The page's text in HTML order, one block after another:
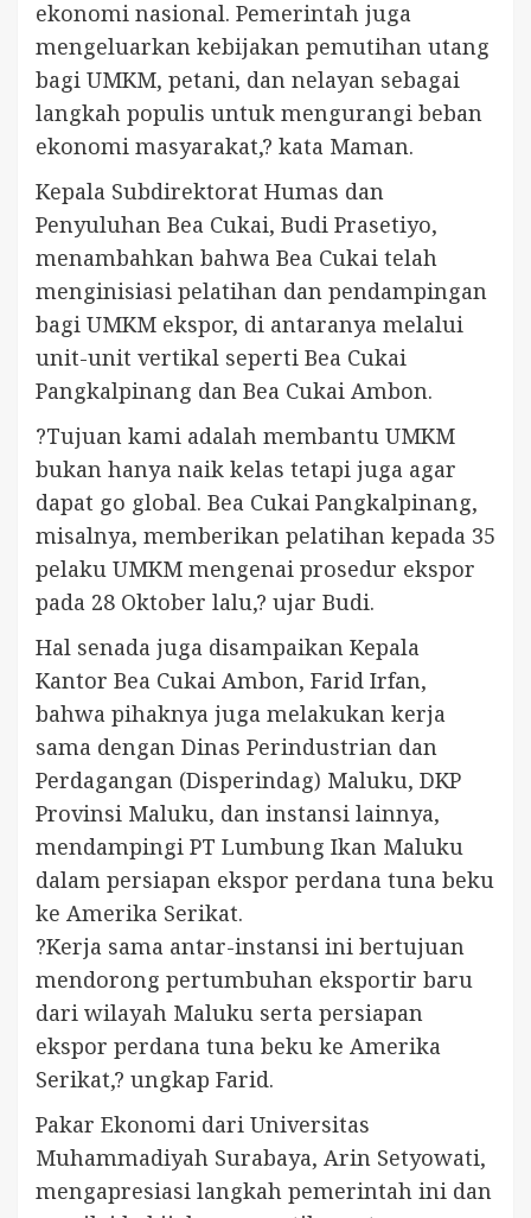
ekonomi nasional. Pemerintah juga
mengeluarkan kebijakan pemutihan utang
bagi UMKM, petani, dan nelayan sebagai
langkah populis untuk mengurangi beban
ekonomi masyarakat,? kata Maman.
Kepala Subdirektorat Humas dan
Penyuluhan Bea Cukai, Budi Prasetiyo,
menambahkan bahwa Bea Cukai telah
menginisiasi pelatihan dan pendampingan
bagi UMKM ekspor, di antaranya melalui
unit-unit vertikal seperti Bea Cukai
Pangkalpinang dan Bea Cukai Ambon.
?Tujuan kami adalah membantu UMKM
bukan hanya naik kelas tetapi juga agar
dapat go global. Bea Cukai Pangkalpinang,
misalnya, memberikan pelatihan kepada 35
pelaku UMKM mengenai prosedur ekspor
pada 28 Oktober lalu,? ujar Budi.
Hal senada juga disampaikan Kepala
Kantor Bea Cukai Ambon, Farid Irfan,
bahwa pihaknya juga melakukan kerja
sama dengan Dinas Perindustrian dan
Perdagangan (Disperindag) Maluku, DKP
Provinsi Maluku, dan instansi lainnya,
mendampingi PT Lumbung Ikan Maluku
dalam persiapan ekspor perdana tuna beku
ke Amerika Serikat.
?Kerja sama antar-instansi ini bertujuan
mendorong pertumbuhan eksportir baru
dari wilayah Maluku serta persiapan
ekspor perdana tuna beku ke Amerika
Serikat,? ungkap Farid.
Pakar Ekonomi dari Universitas
Muhammadiyah Surabaya, Arin Setyowati,
mengapresiasi langkah pemerintah ini dan